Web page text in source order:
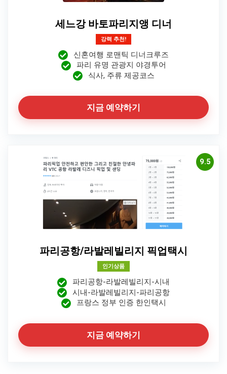
세느강 바토파리지앵 디너
강력 추천!
신혼여행 로맨틱 디너크루즈
파리 유명 관광지 야경투어
식사, 주류 제공코스
지금 예약하기
9.5
파리공항/라발레빌리지 픽업택시
인기상품
파리공항-라발레빌리지-시내
시내-라발레빌리지-파리공항
프랑스 정부 인증 한인택시
지금 예약하기